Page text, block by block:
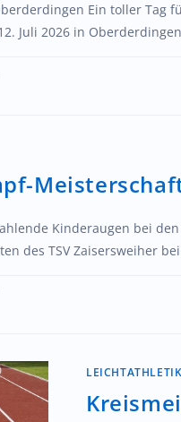
Ein toller Tag
Juli 2026 in
Kinderaugen bei
des TSV Zaisersweiher
LEICHTATHLETIK